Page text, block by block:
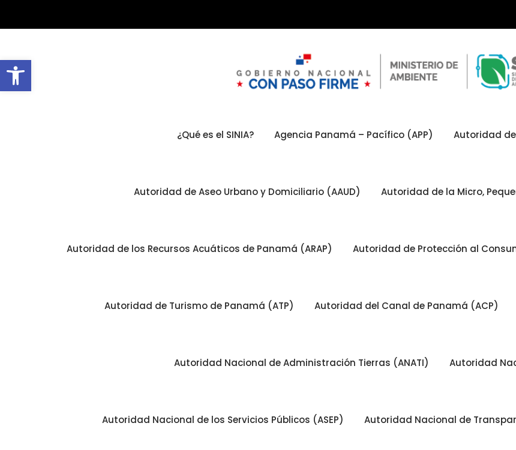
Abrir barra de herramientas
¿Qué es el SINIA? Agencia Panamá – Pacífico (APP) Autoridad
Autoridad de Aseo Urbano y Domiciliario (AAUD) Autoridad de la Micro,
Autoridad de los Recursos Acuáticos de Panamá (ARAP) Autoridad de Protección al
Autoridad de Turismo de Panamá (ATP) Autoridad del Canal de Panamá (ACP)
Autoridad Nacional de Administración Tierras (ANATI) Autoridad
Autoridad Nacional de los Servicios Públicos (ASEP) Autoridad Nacional de